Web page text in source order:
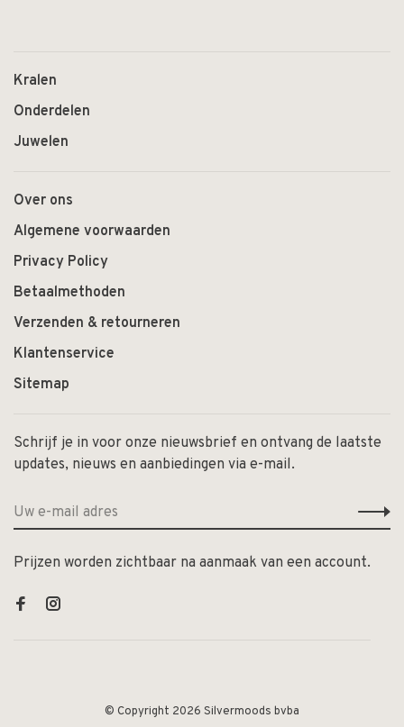
Kralen
Onderdelen
Juwelen
Over ons
Algemene voorwaarden
Privacy Policy
Betaalmethoden
Verzenden & retourneren
Klantenservice
Sitemap
Schrijf je in voor onze nieuwsbrief en ontvang de laatste
updates, nieuws en aanbiedingen via e-mail.
Prijzen worden zichtbaar na aanmaak van een account.
© Copyright 2026 Silvermoods bvba